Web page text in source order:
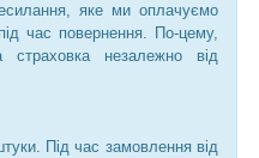
яке ми оплачуємо
час повернення. По-цему,
незалежно від
Під час замовлення від